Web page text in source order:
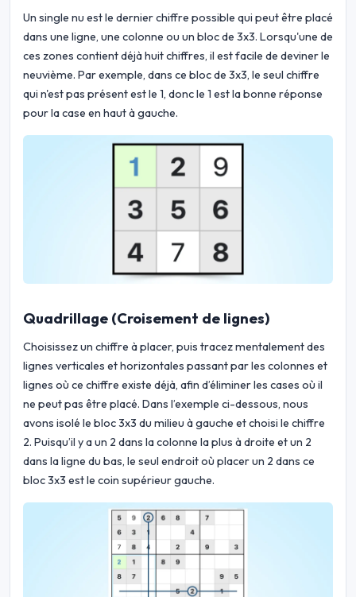
Un single nu est le dernier chiffre possible qui peut être placé
dans une ligne, une colonne ou un bloc de 3x3. Lorsqu'une de
ces zones contient déjà huit chiffres, il est facile de deviner le
neuvième. Par exemple, dans ce bloc de 3x3, le seul chiffre
qui n'est pas présent est le 1, donc le 1 est la bonne réponse
pour la case en haut à gauche.
Quadrillage (Croisement de lignes)
Choisissez un chiffre à placer, puis tracez mentalement des
lignes verticales et horizontales passant par les colonnes et
lignes où ce chiffre existe déjà, afin d’éliminer les cases où il
ne peut pas être placé. Dans l’exemple ci-dessous, nous
avons isolé le bloc 3x3 du milieu à gauche et choisi le chiffre
2. Puisqu’il y a un 2 dans la colonne la plus à droite et un 2
dans la ligne du bas, le seul endroit où placer un 2 dans ce
bloc 3x3 est le coin supérieur gauche.